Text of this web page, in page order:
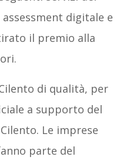
assessment digitale e
il premio alla
di qualità, per
a supporto del
Le imprese
parte del